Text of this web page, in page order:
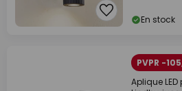
En stock
PVPR -
Aplique